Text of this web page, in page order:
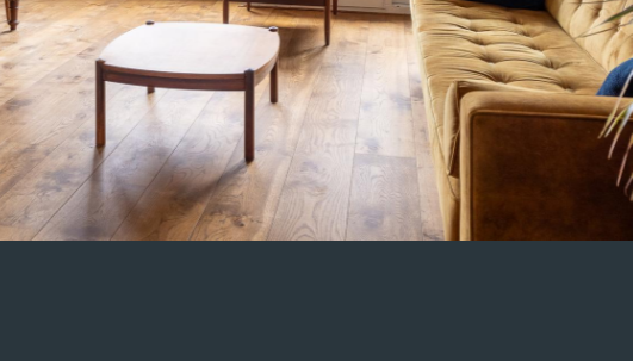
met Charles liepen zeer goed. Hij voldeed boven
en alles verliep vlekkeloos. Wij waren zeer tevreden over
samenwerking en zouden Charles als makelaar zeker
02